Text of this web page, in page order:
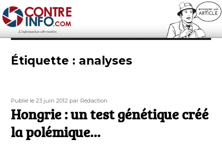
Contre-Info
Étiquette : analyses
Publié
le
Publié le 23 juin 2012 Auteur
par Rédaction
Hongrie : un test génétique créé
la polémique…